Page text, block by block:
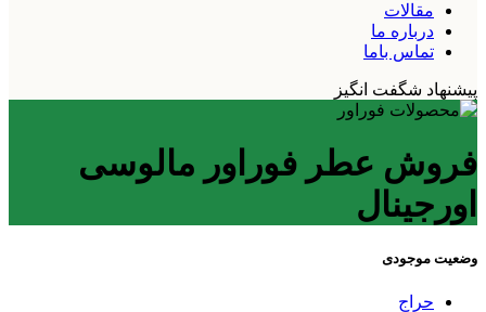
مقالات
درباره ما
تماس باما
پیشنهاد شگفت انگیز
فروش عطر فوراور مالوسی
اورجینال
وضعیت موجودی
حراج